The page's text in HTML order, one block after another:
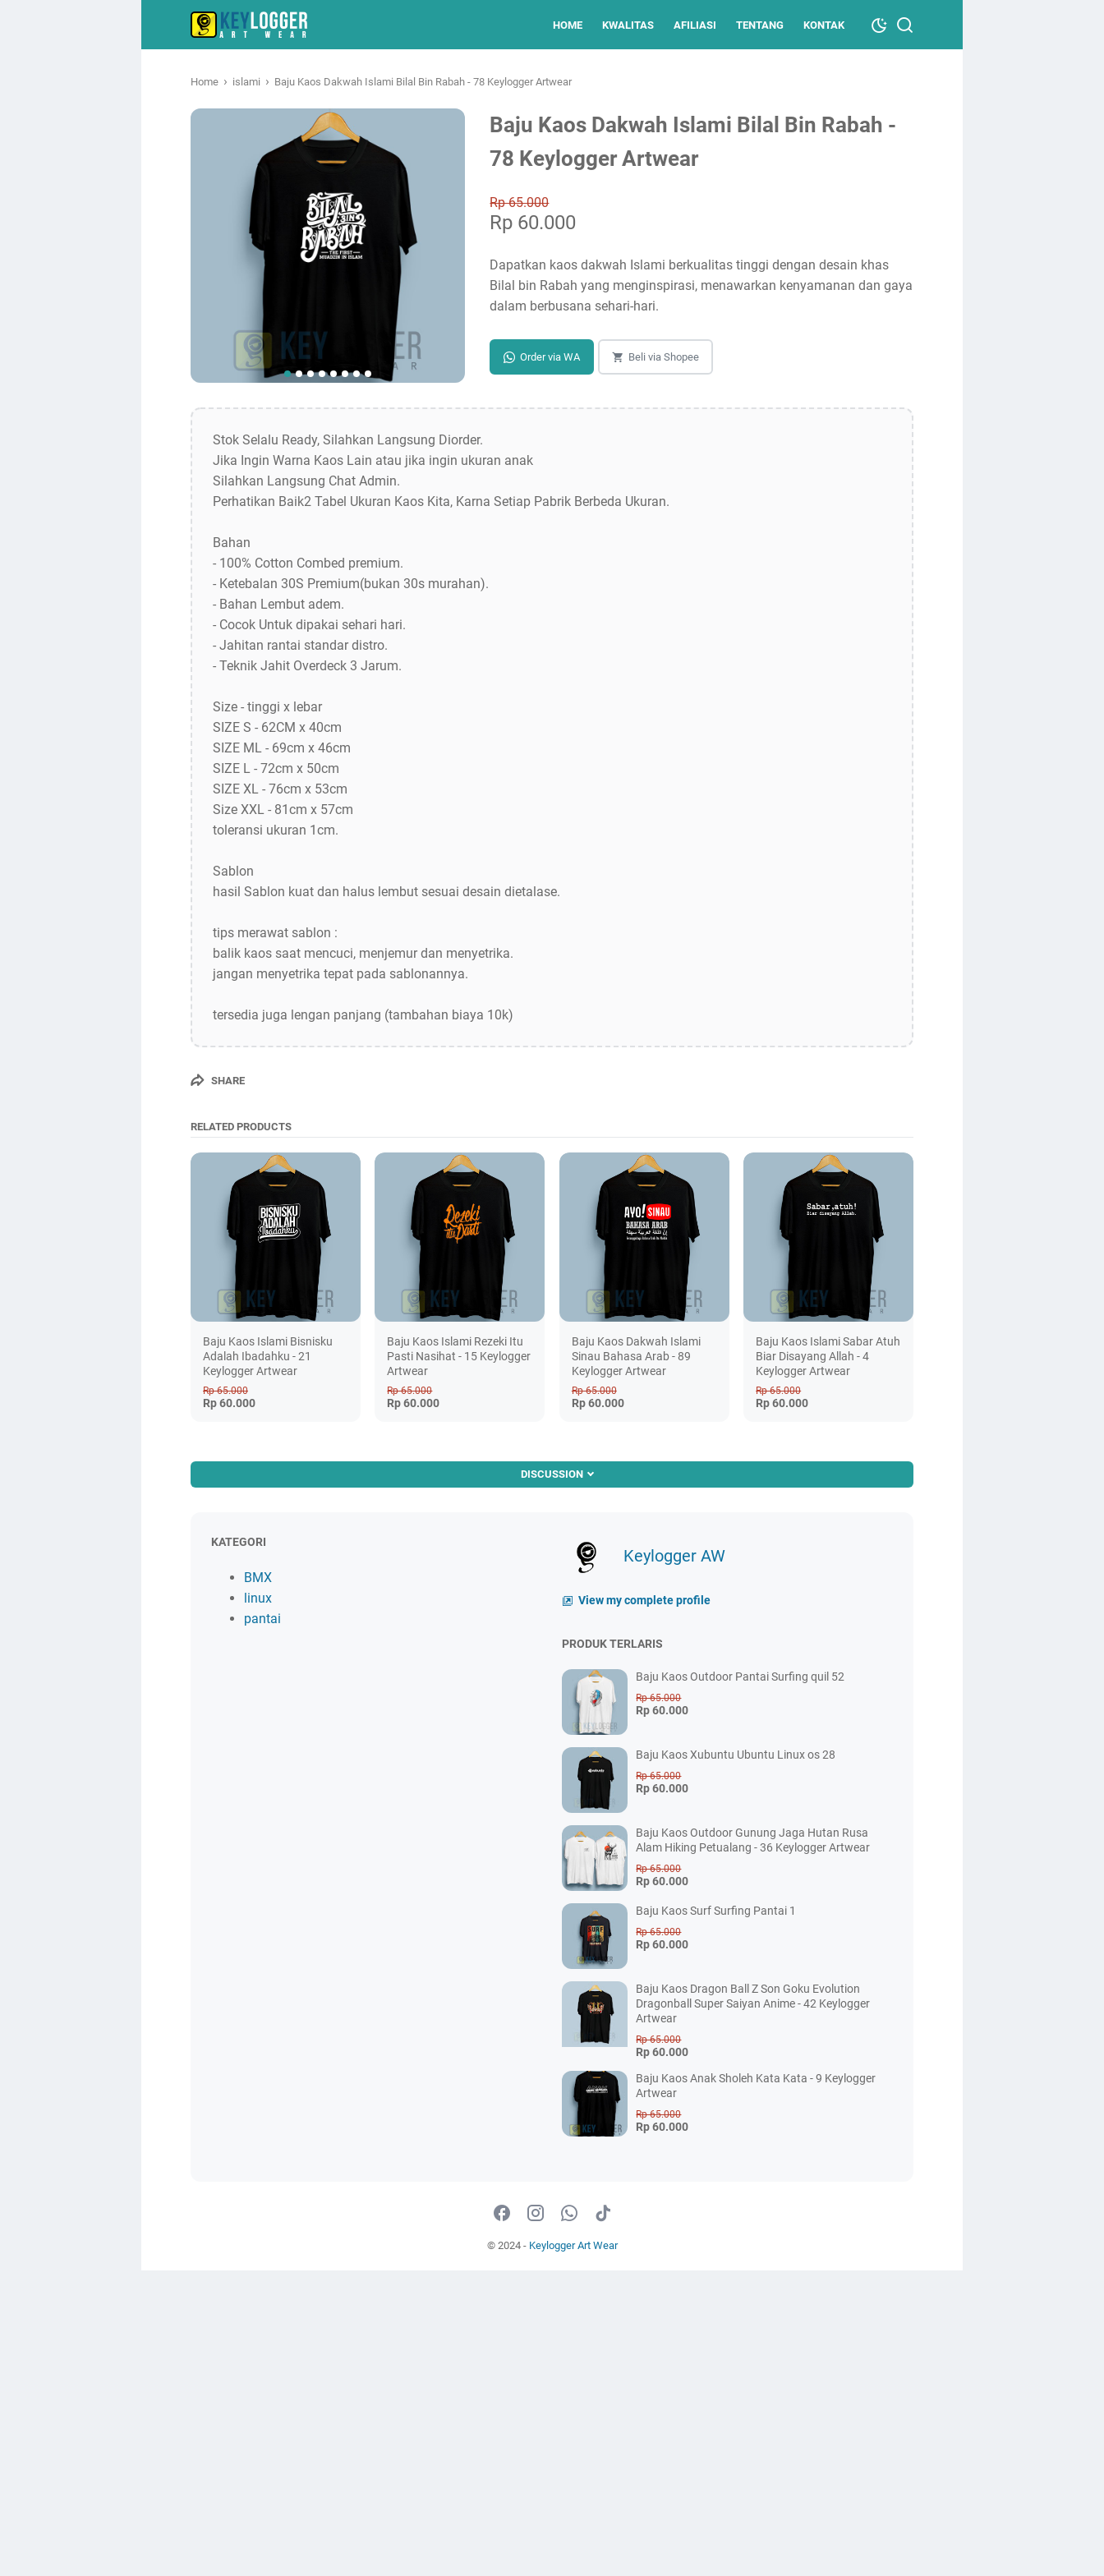
HOME KWALITAS AFILIASI TENTANG KONTAK
Home › islami › Baju Kaos Dakwah Islami Bilal Bin Rabah - 78 Keylogger Artwear
Baju Kaos Dakwah Islami Bilal Bin Rabah -
78 Keylogger Artwear
Rp 65.000
Rp 60.000
Dapatkan kaos dakwah Islami berkualitas tinggi dengan desain khas
Bilal bin Rabah yang menginspirasi, menawarkan kenyamanan dan gaya
dalam berbusana sehari-hari.
Order via WA Beli via Shopee
Stok Selalu Ready, Silahkan Langsung Diorder.
Jika Ingin Warna Kaos Lain atau jika ingin ukuran anak
Silahkan Langsung Chat Admin.
Perhatikan Baik2 Tabel Ukuran Kaos Kita, Karna Setiap Pabrik Berbeda Ukuran.
Bahan
- 100% Cotton Combed premium.
- Ketebalan 30S Premium(bukan 30s murahan).
- Bahan Lembut adem.
- Cocok Untuk dipakai sehari hari.
- Jahitan rantai standar distro.
- Teknik Jahit Overdeck 3 Jarum.
Size - tinggi x lebar
SIZE S - 62CM x 40cm
SIZE ML - 69cm x 46cm
SIZE L - 72cm x 50cm
SIZE XL - 76cm x 53cm
Size XXL - 81cm x 57cm
toleransi ukuran 1cm.
Sablon
hasil Sablon kuat dan halus lembut sesuai desain dietalase.
tips merawat sablon :
balik kaos saat mencuci, menjemur dan menyetrika.
jangan menyetrika tepat pada sablonannya.
tersedia juga lengan panjang (tambahan biaya 10k)
SHARE
RELATED PRODUCTS
Baju Kaos Islami Bisnisku
Adalah Ibadahku - 21
Keylogger Artwear
Rp 65.000
Rp 60.000
Baju Kaos Islami Rezeki Itu
Pasti Nasihat - 15 Keylogger
Artwear
Rp 65.000
Rp 60.000
Baju Kaos Dakwah Islami
Sinau Bahasa Arab - 89
Keylogger Artwear
Rp 65.000
Rp 60.000
Baju Kaos Islami Sabar Atuh
Biar Disayang Allah - 4
Keylogger Artwear
Rp 65.000
Rp 60.000
DISCUSSION
KATEGORI
BMX
linux
pantai
Keylogger AW
View my complete profile
PRODUK TERLARIS
Baju Kaos Outdoor Pantai Surfing quil 52
Rp 65.000
Rp 60.000
Baju Kaos Xubuntu Ubuntu Linux os 28
Rp 65.000
Rp 60.000
Baju Kaos Outdoor Gunung Jaga Hutan Rusa
Alam Hiking Petualang - 36 Keylogger Artwear
Rp 65.000
Rp 60.000
Baju Kaos Surf Surfing Pantai 1
Rp 65.000
Rp 60.000
Baju Kaos Dragon Ball Z Son Goku Evolution
Dragonball Super Saiyan Anime - 42 Keylogger
Artwear
Rp 65.000
Rp 60.000
Baju Kaos Anak Sholeh Kata Kata - 9 Keylogger
Artwear
Rp 65.000
Rp 60.000
© 2024 - Keylogger Art Wear